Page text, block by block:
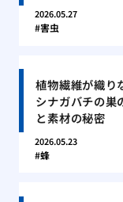
2026.05.27
害虫
植物繊維が織り
シナガバチの巣
と素材の秘密
2026.05.23
蜂